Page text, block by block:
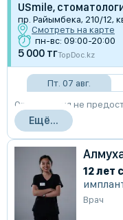
USmile,
пр. Райымбека, 210/12,
Смотреть на карте
пн-вс: 09:00-20:00
5 000 тгTopDoc.kz
Пт. 07 авг.
Организация не
Ещё...
12 лет
Врач